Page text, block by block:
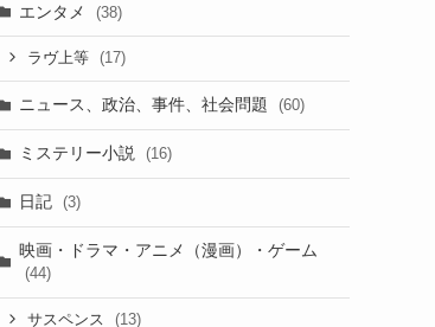
エンタメ (38)
ラヴ上等 (17)
ニュース、政治、事件、社会問題 (60)
ミステリー小説 (16)
日記 (3)
映画・ドラマ・アニメ（漫画）・ゲーム
(44)
サスペンス (13)